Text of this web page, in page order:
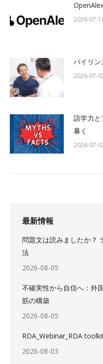
2026-07-
バイリン
2026-07-
語学力
暴く
2026-07-
最新情報
問題文は読みましたか？
法
2026-08-05
不確実性から自信へ：外
筋の構築
2026-08-05
RDA_Webinar_RDA
2026-08-03